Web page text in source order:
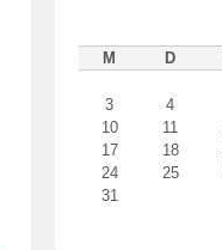
M D
3
4
10
11
17
18
24
25
31